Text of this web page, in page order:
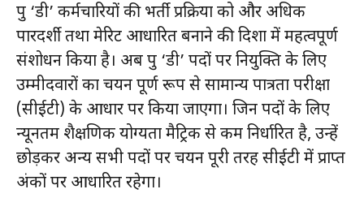
ग्रुप ‘डी’ कर्मचारियों की भर्ती प्रक्रिया को और अधिक
पारदर्शी तथा मेरिट आधारित बनाने की दिशा में महत्वपूर्ण
संशोधन किया है। अब ग्रुप ‘डी’ पदों पर नियुक्ति के लिए
उम्मीदवारों का चयन पूर्ण रूप से सामान्य पात्रता परीक्षा
(सीईटी) के आधार पर किया जाएगा। जिन पदों के लिए
न्यूनतम शैक्षणिक योग्यता मैट्रिक से कम निर्धारित है, उन्हें
छोड़कर अन्य सभी पदों पर चयन पूरी तरह सीईटी में प्राप्त
अंकों पर आधारित रहेगा।